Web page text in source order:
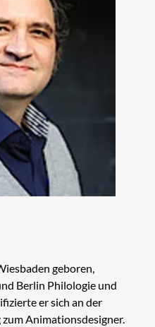
geboren,
Berlin Philologie und
er sich an der
Animationsdesigner.